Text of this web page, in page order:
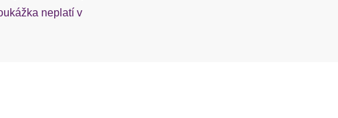
neplatí v